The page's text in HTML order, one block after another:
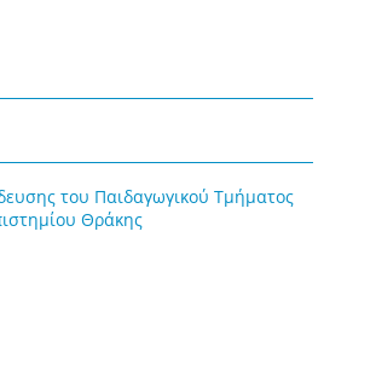
του Παιδαγωγικού Τμήματος
Θράκης